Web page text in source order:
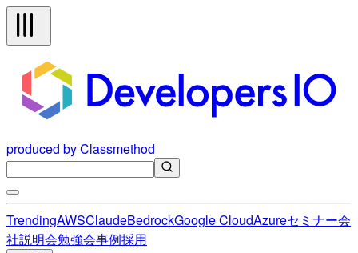
produced by Classmethod
TrendingAWSClaudeBedrockGoogle CloudAzureセミナー会
社説明会勉強会事例採用